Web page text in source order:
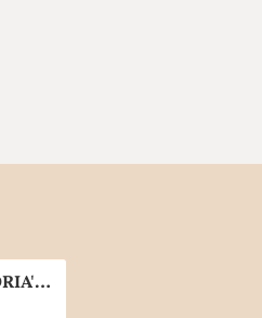
Magnentius - VICTORIA'S MET SCHILD ROME schaars (AP2277)